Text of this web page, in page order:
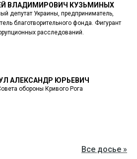
ВЛАДИМИРОВИЧ КУЗЬМИНЫХ
депутат Украины, предприниматель,
благотворительного фонда. Фигурант
расследований.
АЛЕКСАНДР ЮРЬЕВИЧ
обороны Кривого Рога
Все досье »